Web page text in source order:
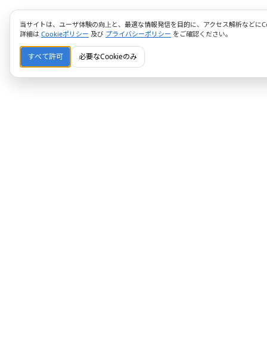
当サイトは、ユーザ体験の向上と、最適な情報発信を目的に、アクセス解析などに
詳細は Cookieポリシー 及び プライバシーポリシー をご確認ください。
すべて許可 必要なCookieのみ